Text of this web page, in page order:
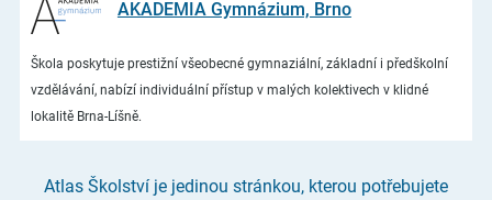
AKADEMIA Gymnázium, Brno
Škola poskytuje prestižní všeobecné gymnaziální, základní i předškolní
vzdělávání, nabízí individuální přístup v malých kolektivech v klidné
lokalitě Brna-Líšně.
Atlas Školství je jedinou stránkou, kterou potřebujete